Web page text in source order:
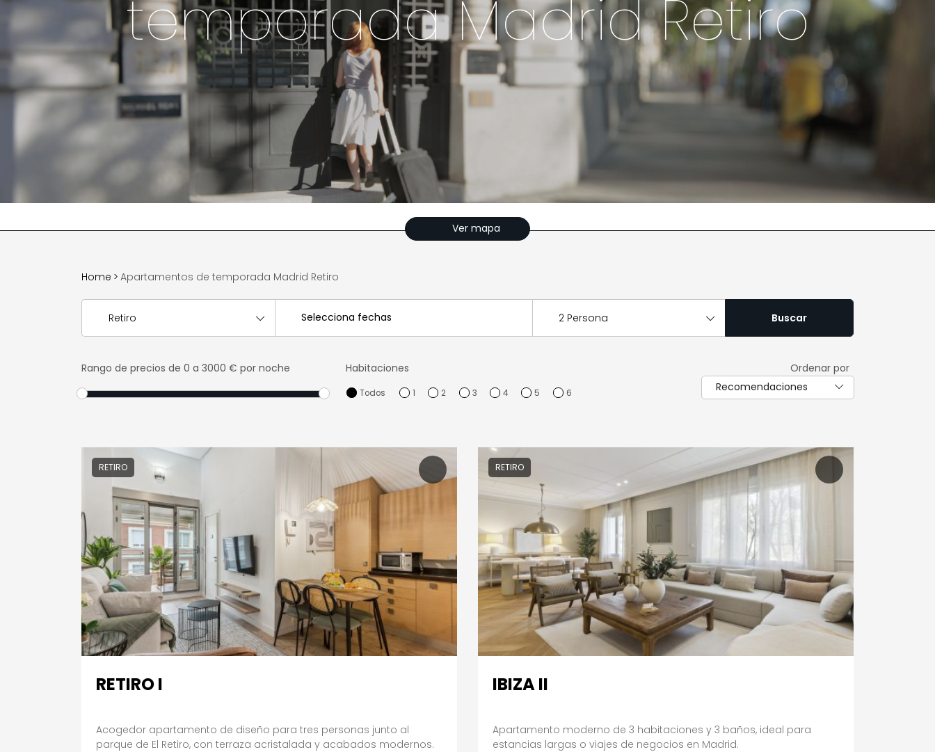
temporada Madrid Retiro
Ver mapa
Home > Apartamentos de temporada Madrid Retiro
Retiro 2 Persona Buscar
Rango de precios de 0 a 3000 € por noche Habitaciones
Todos 1 2 3 4 5 6
Ordenar por
Recomendaciones
RETIRO
RETIRO I
Acogedor apartamento de diseño para tres personas junto al
parque de El Retiro, con terraza acristalada y acabados modernos.
RETIRO
IBIZA II
Apartamento moderno de 3 habitaciones y 3 baños, ideal para
estancias largas o viajes de negocios en Madrid.